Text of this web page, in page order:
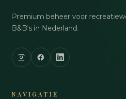
Premium beheer voor
B&B's in Nederland.
NAVIGATIE